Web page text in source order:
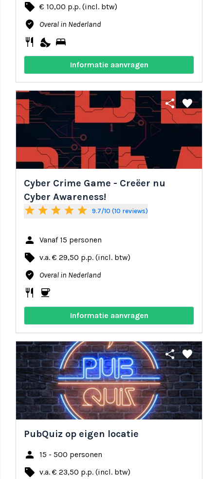
local_offer € 10,00 p.p. (incl. btw)
where_to_vote Overal in Nederland
restaurant nights_stay bed
Informatie aanvragen
share favorite
Cyber Crime Game - Creëer nu
Cyber Awareness!
star star star star star 9.7/10 (10 reviews)
person Vanaf 15 personen
local_offer v.a. € 29,50 p.p. (incl. btw)
where_to_vote Overal in Nederland
restaurant coffee
Informatie aanvragen
share favorite
PubQuiz op eigen locatie
person 15 - 500 personen
local_offer v.a. € 23,50 p.p. (incl. btw)